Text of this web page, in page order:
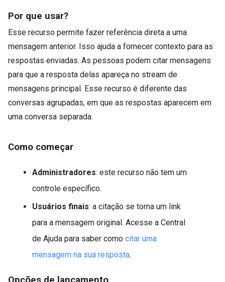
Por que usar?
Esse recurso permite fazer referência direta a uma
mensagem anterior. Isso ajuda a fornecer contexto para as
respostas enviadas. As pessoas podem citar mensagens
para que a resposta delas apareça no stream de
mensagens principal. Esse recurso é diferente das
conversas agrupadas, em que as respostas aparecem em
uma conversa separada.
Como começar
Administradores: este recurso não tem um
controle específico.
Usuários finais: a citação se torna um link
para a mensagem original. Acesse a Central
de Ajuda para saber como citar uma
mensagem na sua resposta.